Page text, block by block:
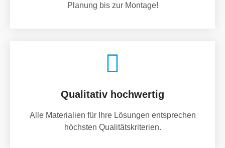
Planung bis zur Montage!
Qualitativ hochwertig
Alle Materialien für Ihre Lösungen entsprechen
höchsten Qualitätskriterien.